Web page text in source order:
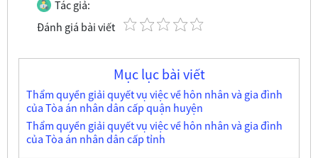
Tác giả:
Đánh giá bài viết
Mục lục bài viết
Thẩm quyền giải quyết vụ việc về hôn nhân và gia đình
của Tòa án nhân dân cấp quận huyện
Thẩm quyền giải quyết vụ việc về hôn nhân và gia đình
của Tòa án nhân dân cấp tỉnh